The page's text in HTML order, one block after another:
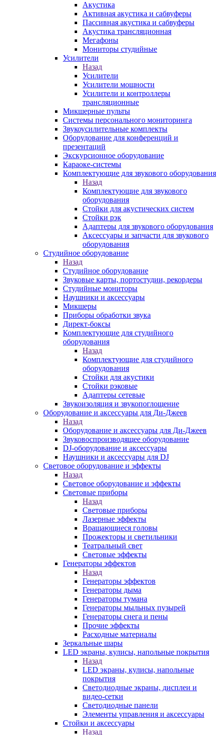
Акустика
Активная акустика и сабвуферы
Пассивная акустика и сабвуферы
Акустика трансляционная
Мегафоны
Мониторы студийные
Усилители
Назад
Усилители
Усилители мощности
Усилители и контроллеры
трансляционные
Микшерные пульты
Системы персонального мониторинга
Звукоусилительные комплекты
Оборудование для конференций и
презентаций
Экскурсионное оборудование
Караоке-системы
Комплектующие для звукового оборудования
Назад
Комплектующие для звукового
оборудования
Стойки для акустических систем
Стойки рэк
Адаптеры для звукового оборудования
Аксессуары и запчасти для звукового
оборудования
Студийное оборудование
Назад
Студийное оборудование
Звуковые карты, портостудии, рекордеры
Студийные мониторы
Наушники и аксессуары
Микшеры
Приборы обработки звука
Директ-боксы
Комплектующие для студийного
оборудования
Назад
Комплектующие для студийного
оборудования
Стойки для акустики
Стойки рэковые
Адаптеры сетевые
Звукоизоляция и звукопоглощение
Оборудование и аксессуары для Ди-Джеев
Назад
Оборудование и аксессуары для Ди-Джеев
Звуковоспроизводящее оборудование
DJ-оборудование и аксессуары
Наушники и аксессуары для DJ
Световое оборудование и эффекты
Назад
Световое оборудование и эффекты
Световые приборы
Назад
Световые приборы
Лазерные эффекты
Вращающиеся головы
Прожекторы и светильники
Театральный свет
Световые эффекты
Генераторы эффектов
Назад
Генераторы эффектов
Генераторы дыма
Генераторы тумана
Генераторы мыльных пузырей
Генераторы снега и пены
Прочие эффекты
Расходные материалы
Зеркальные шары
LED экраны, кулисы, напольные покрытия
Назад
LED экраны, кулисы, напольные
покрытия
Светодиодные экраны, дисплеи и
видео-сетки
Светодиодные панели
Элементы управления и аксессуары
Стойки и аксессуары
Назад